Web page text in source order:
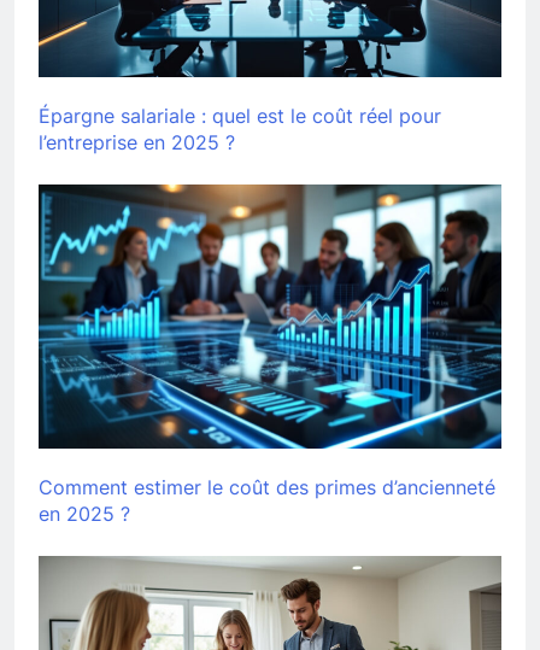
Épargne salariale : quel est le coût réel pour
l’entreprise en 2025 ?
Comment estimer le coût des primes d’ancienneté
en 2025 ?